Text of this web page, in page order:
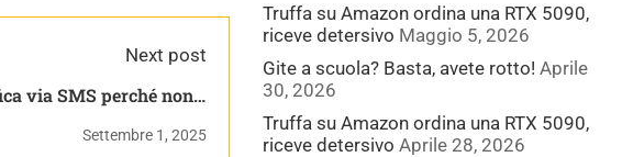
Next post
via SMS perché non è
Settembre 1, 2025
Truffa su Amazon ordina una RTX 5090,
riceve detersivo Maggio 5, 2026
Gite a scuola? Basta, avete rotto! Aprile
30, 2026
Truffa su Amazon ordina una RTX 5090,
riceve detersivo Aprile 28, 2026